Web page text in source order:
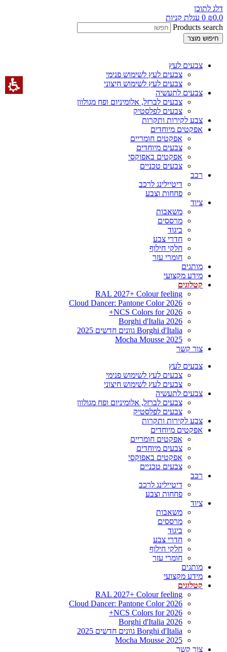
דלג לתוכן
₪0.0
0 עגלת קניות
Products search
חיפוש מוצר
צבעים לעץ
צבעים לעץ לשימוש פנימי
צבעים לעץ לשימוש חיצוני
צבעים לתעשיה
צבעים לברזל, אלומיניום ופח מגולוון
צבעים לפלסטיק
צבע לקירות ותקרות
אפקטים מיוחדים
אפקטים חומריים
צבעים מיוחדים
אפקטים באפוקסי
צבעים טכניים
רכב
דיטיילינג לרכב
פחחות וצבע
ציוד
משאבות
מרססים
ביגוד
חדרי צבע
חלקי חילוף
חומרי עזר
מותגים
מידע מקצועי
קטלוגים
RAL 2027+ Colour feeling
Cloud Dancer: Pantone Color 2026
NCS Colors for 2026+
Borghi d'Italia 2026
Borghi d'Italia גוונים חדשים 2025
Mocha Mousse 2025
צור קשר
צבעים לעץ
צבעים לעץ לשימוש פנימי
צבעים לעץ לשימוש חיצוני
צבעים לתעשיה
צבעים לברזל, אלומיניום ופח מגולוון
צבעים לפלסטיק
צבע לקירות ותקרות
אפקטים מיוחדים
אפקטים חומריים
צבעים מיוחדים
אפקטים באפוקסי
צבעים טכניים
רכב
דיטיילינג לרכב
פחחות וצבע
ציוד
משאבות
מרססים
ביגוד
חדרי צבע
חלקי חילוף
חומרי עזר
מותגים
מידע מקצועי
קטלוגים
RAL 2027+ Colour feeling
Cloud Dancer: Pantone Color 2026
NCS Colors for 2026+
Borghi d'Italia 2026
Borghi d'Italia גוונים חדשים 2025
Mocha Mousse 2025
צור קשר